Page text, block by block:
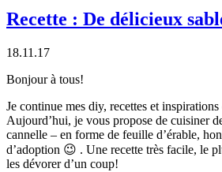
Recette : De délicieux
18.11.17
Bonjour à tous!
Je continue mes diy, recettes et
Aujourd’hui, je vous propose de cuisiner
cannelle – en forme de feuille d’érable,
d’adoption 😉 . Une recette très facile, le
les dévorer d’un coup!